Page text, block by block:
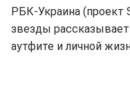
РБК-Украина (проект
звезды
аутфите и личной